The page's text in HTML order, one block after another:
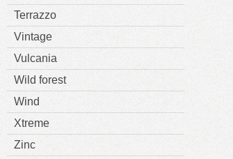
Terrazzo
Vintage
Vulcania
Wild forest
Wind
Xtreme
Zinc